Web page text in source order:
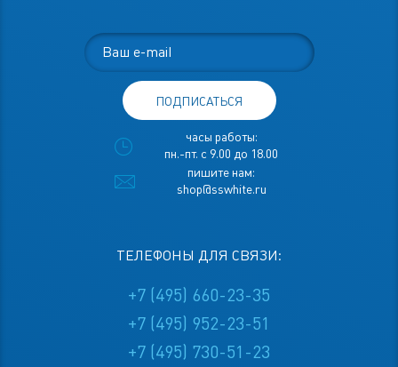
ПОДПИСАТЬСЯ
часы работы:
пн.-пт. с 9.00 до 18.00
пишите нам:
shop@sswhite.ru
ТЕЛЕФОНЫ ДЛЯ СВЯЗИ:
+7 (495) 660-23-35
+7 (495) 952-23-51
+7 (495) 730-51-23